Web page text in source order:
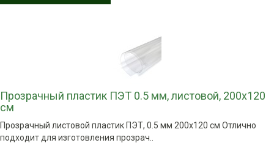
Прозрачный пластик ПЭТ 0.5 мм, листовой, 200х120
см
Прозрачный листовой пластик ПЭТ, 0.5 мм 200х120 см Отлично
подходит для изготовления прозрач..